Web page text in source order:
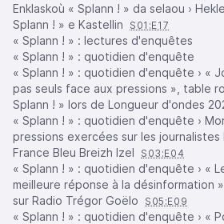
Enklaskoù « Splann ! » da selaou ›
Splann ! » e Kastellin
S01:E17
« Splann ! » : lectures d'enquêtes
« Splann ! » : quotidien d'enquête
« Splann ! » : quotidien d'enquête › «
pas seuls face aux pressions », table
Splann ! » lors de Longueur d'ondes
« Splann ! » : quotidien d'enquête ›
pressions exercées sur les journalistes
France Bleu Breizh Izel
S03:E04
« Splann ! » : quotidien d'enquête › «
meilleure réponse à la désinformation
sur Radio Trégor Goëlo
S05:E09
« Splann ! » : quotidien d'enquête › «